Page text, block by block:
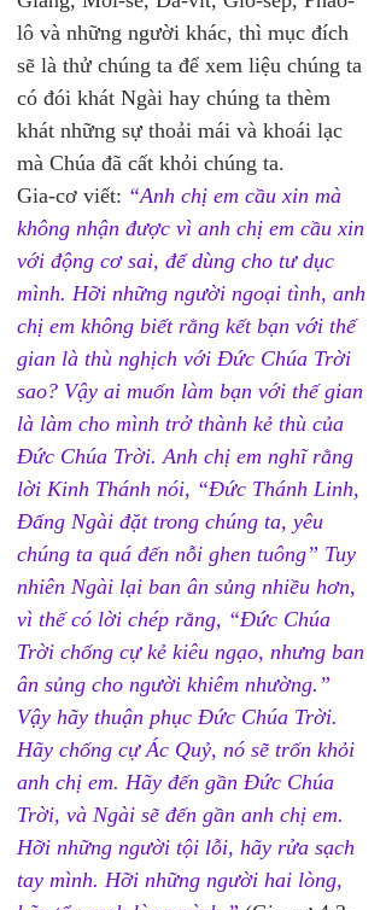
lô và những người khác, thì mục đích
sẽ là thử chúng ta để xem liệu chúng ta
có đói khát Ngài hay chúng ta thèm
khát những sự thoải mái và khoái lạc
mà Chúa đã cất khỏi chúng ta.
Gia-cơ viết: “Anh chị em cầu xin mà
không nhận được vì anh chị em cầu xin
với động cơ sai, để dùng cho tư dục
mình. Hỡi những người ngoại tình, anh
chị em không biết rằng kết bạn với thế
gian là thù nghịch với Ðức Chúa Trời
sao? Vậy ai muốn làm bạn với thế gian
là làm cho mình trở thành kẻ thù của
Ðức Chúa Trời. Anh chị em nghĩ rằng
lời Kinh Thánh nói, “Ðức Thánh Linh,
Ðấng Ngài đặt trong chúng ta, yêu
chúng ta quá đến nỗi ghen tuông” Tuy
nhiên Ngài lại ban ân sủng nhiều hơn,
vì thế có lời chép rằng, “Ðức Chúa
Trời chống cự kẻ kiêu ngạo, nhưng ban
ân sủng cho người khiêm nhường.”
Vậy hãy thuận phục Ðức Chúa Trời.
Hãy chống cự Ác Quỷ, nó sẽ trốn khỏi
anh chị em. Hãy đến gần Ðức Chúa
Trời, và Ngài sẽ đến gần anh chị em.
Hỡi những người tội lỗi, hãy rửa sạch
tay mình. Hỡi những người hai lòng,